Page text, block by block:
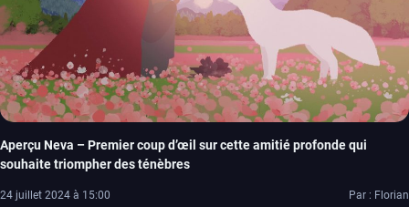
Aperçu Neva – Premier coup d’œil sur cette amitié profonde qui
souhaite triompher des ténèbres
24 juillet 2024 à 15:00 Par : Florian